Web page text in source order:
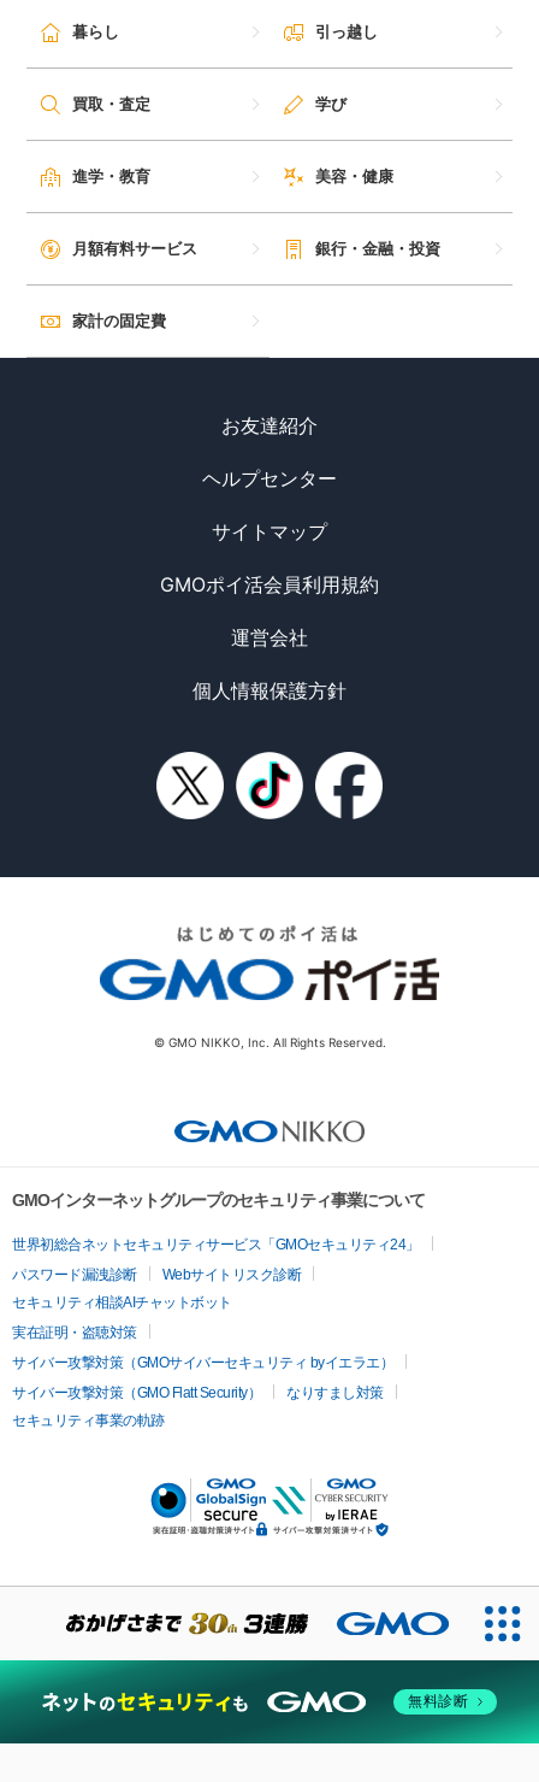
暮らし 引っ越し
買取・査定 学び
進学・教育 美容・健康
月額有料サービス 銀行・金融・投資
家計の固定費
お友達紹介
ヘルプセンター
サイトマップ
GMOポイ活会員利用規約
運営会社
個人情報保護方針
© GMO NIKKO, Inc. All Rights Reserved.
GMOインターネットグループのセキュリティ事業について
世界初総合ネットセキュリティサービス「GMOセキュリティ24」
パスワード漏洩診断
Webサイトリスク診断
セキュリティ相談AIチャットボット
実在証明・盗聴対策
サイバー攻撃対策（GMOサイバーセキュリティ byイエラエ）
サイバー攻撃対策（GMO Flatt Security）
なりすまし対策
セキュリティ事業の軌跡
無料診断